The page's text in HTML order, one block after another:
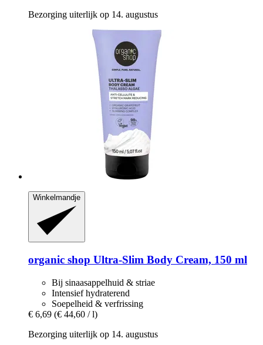
Bezorging uiterlijk op 14. augustus
Winkelmandje
organic shop Ultra-​Slim Body Cream, 150 ml
Bij sinaasappelhuid & striae
Intensief hydraterend
Soepelheid & verfrissing
€ 6,69 (€ 44,60 / l)
Bezorging uiterlijk op 14. augustus